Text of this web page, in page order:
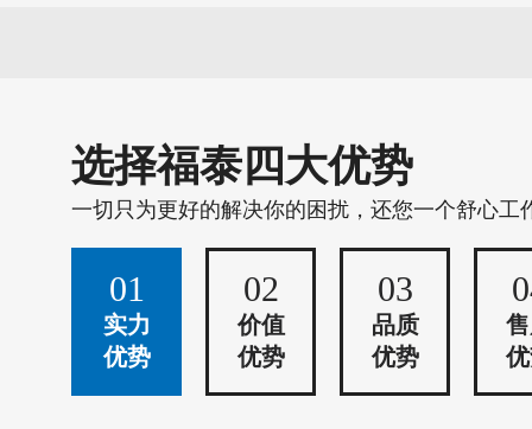
选择福泰四大优势
一切只为更好的解决你的困扰，还您一个舒心工
01
实力
优势
02
价值
优势
03
品质
优势